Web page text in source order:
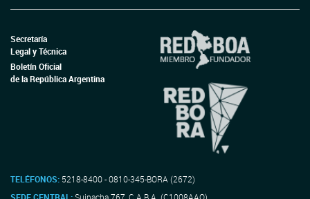
Secretaría
Legal y Técnica
Boletín Oficial
de la República Argentina
TELÉFONOS: 5218-8400 - 0810-345-BORA (2672)
SEDE CENTRAL:Suipacha 767, C.A.B.A. (C1008AAO)